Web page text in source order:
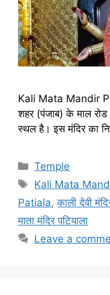
Kali Mata Mandir
शहर (पंजाब) के माल
स्थल है। इस मंदिर का
Categories
Temple
Tags
Kali Mata
Patiala,काली देवी
माता मंदिर पटियाला
Leave a